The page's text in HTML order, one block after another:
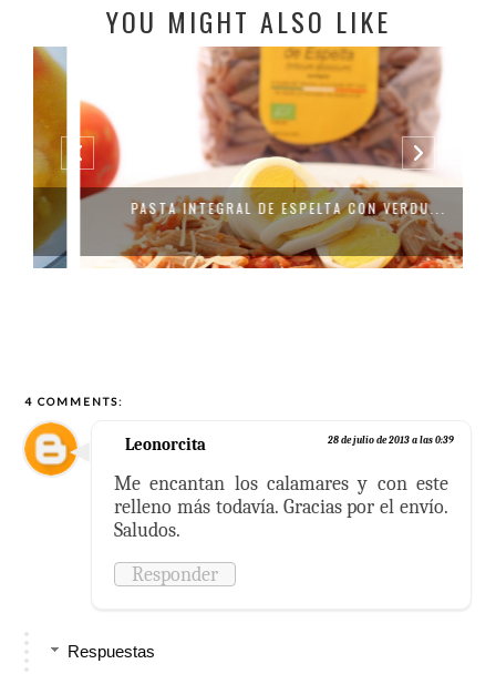
YOU MIGHT ALSO LIKE
PASTA INTEGRAL DE ESPELTA CON VERDU...
4 COMMENTS:
Leonorcita 28 de julio de 2013 a las 0:39
Me encantan los calamares y con este
relleno más todavía. Gracias por el envío.
Saludos.
Responder
Respuestas